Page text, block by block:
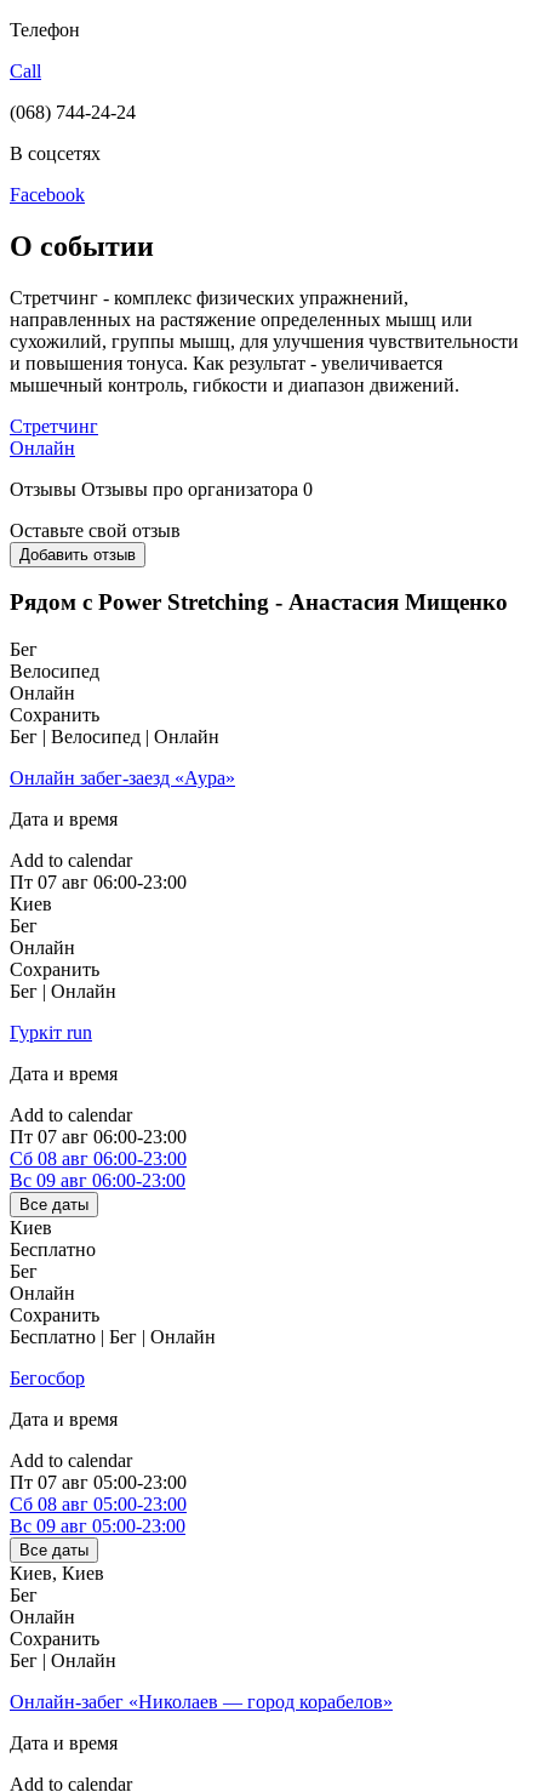
Телефон
Call
(068) 744-24-24
В соцсетях
Facebook
О событии
Стретчинг - комплекс физических упражнений,
направленных на растяжение определенных мышц или
сухожилий, группы мышц, для улучшения чувствительности
и повышения тонуса. Как результат - увеличивается
мышечный контроль, гибкости и диапазон движений.
Стретчинг
Онлайн
Отзывы Отзывы про организатора 0
Оставьте свой отзыв
Добавить отзыв
Рядом с Power Stretching - Анастасия Мищенко
Бег
Велосипед
Онлайн
Сохранить
Бег | Велосипед | Онлайн
Онлайн забег-заезд «Аура»
Дата и время
Add to calendar
Пт 07 авг 06:00-23:00
Киев
Бег
Онлайн
Сохранить
Бег | Онлайн
Гуркіт run
Дата и время
Add to calendar
Пт 07 авг 06:00-23:00
Сб 08 авг 06:00-23:00
Вс 09 авг 06:00-23:00
Все даты
Киев
Бесплатно
Бег
Онлайн
Сохранить
Бесплатно | Бег | Онлайн
Бегосбор
Дата и время
Add to calendar
Пт 07 авг 05:00-23:00
Сб 08 авг 05:00-23:00
Вс 09 авг 05:00-23:00
Все даты
Киев, Киев
Бег
Онлайн
Сохранить
Бег | Онлайн
Онлайн-забег «Николаев — город корабелов»
Дата и время
Add to calendar